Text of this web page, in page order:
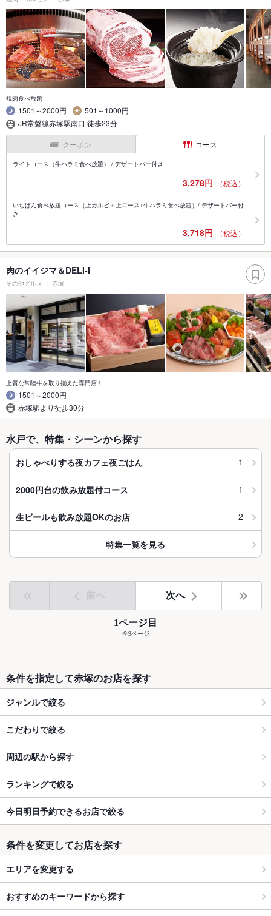
焼肉食べ放題
1501～2000円
501～1000円
JR常磐線赤塚駅南口 徒歩23分
クーポン コース
ライトコース（牛ハラミ食べ放題） / デザートバー付き
3,278円 （税込）
いちばん食べ放題コース（上カルビ＋上ロース+牛ハラミ食べ放題）/ デザートバー付
き
3,718円 （税込）
肉のイイジマ＆DELI-I
その他グルメ 赤塚
上質な常陸牛を取り揃えた専門店！
1501～2000円
赤塚駅より徒歩30分
水戸で、特集・シーンから探す
おしゃべりする夜カフェ夜ごはん 1
2000円台の飲み放題付コース 1
生ビールも飲み放題OKのお店 2
特集一覧を見る
前へ 次へ
1ページ目
全9ページ
条件を指定して赤塚のお店を探す
ジャンルで絞る
こだわりで絞る
周辺の駅から探す
ランキングで絞る
今日明日予約できるお店で絞る
条件を変更してお店を探す
エリアを変更する
おすすめのキーワードから探す